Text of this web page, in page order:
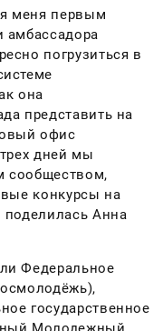
меня первым
амбассадора
погрузиться в
она
представить на
офис
дней мы
сообществом,
конкурсы на
поделилась Анна
Федеральное
государственное